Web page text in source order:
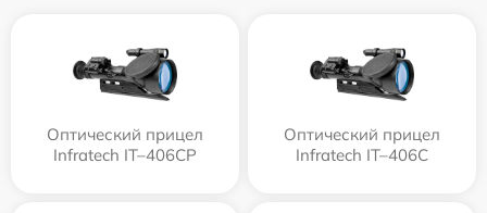
Оптический прицел
Infratech IT–406СP
Оптический прицел
Infratech IT–406С